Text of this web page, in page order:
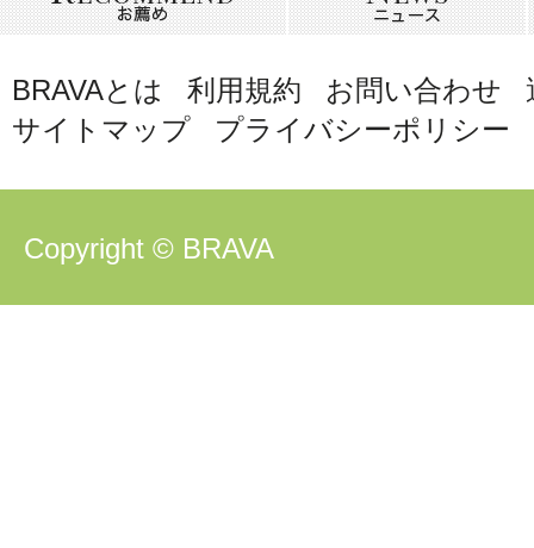
BRAVAとは 利用規約 お問い合わせ
サイトマップ
プライバシーポリシー
Copyright © BRAVA